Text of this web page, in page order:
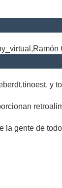
y
la gente de